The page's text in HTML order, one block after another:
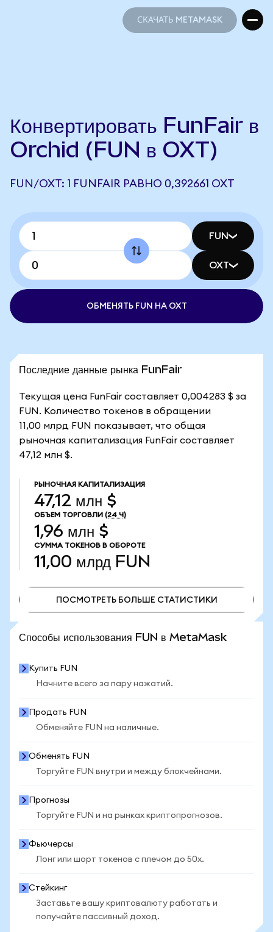
СКАЧАТЬ METAMASK
Конвертировать FunFair в
Orchid (FUN в OXT)
FUN/OXT: 1 FUNFAIR РАВНО 0,392661 OXT
FUN
OXT
ОБМЕНЯТЬ FUN НА OXT
Последние данные рынка FunFair
Текущая цена FunFair составляет 0,004283 $ за
FUN. Количество токенов в обращении
11,00 млрд FUN показывает, что общая
рыночная капитализация FunFair составляет
47,12 млн $.
РЫНОЧНАЯ КАПИТАЛИЗАЦИЯ
47,12 млн $
ОБЪЕМ ТОРГОВЛИ (24 Ч)
1,96 млн $
СУММА ТОКЕНОВ В ОБОРОТЕ
11,00 млрд FUN
ПОСМОТРЕТЬ БОЛЬШЕ СТАТИСТИКИ
Способы использования FUN в MetaMask
Купить FUN
Начните всего за пару нажатий.
Продать FUN
Обменяйте FUN на наличные.
Обменять FUN
Торгуйте FUN внутри и между блокчейнами.
Прогнозы
Торгуйте FUN и на рынках криптопрогнозов.
Фьючерсы
Лонг или шорт токенов с плечом до 50x.
Стейкинг
Заставьте вашу криптовалюту работать и
получайте пассивный доход.